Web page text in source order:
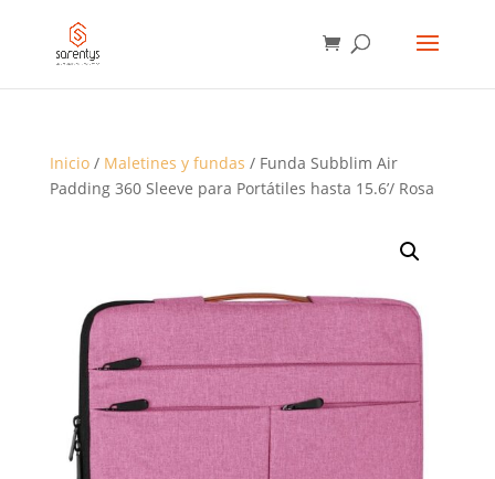
PRODUCTOS
Inicio/ Maletines y fundas / Funda Subblim Air
Padding 360 Sleeve para Portátiles hasta 15.6’/ Rosa